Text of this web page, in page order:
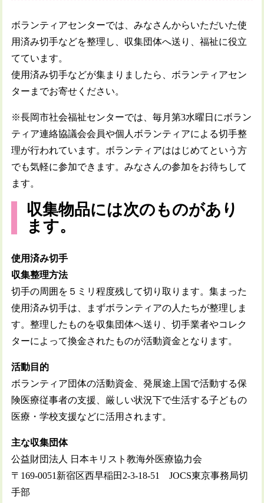
ボランティアセンターでは、みなさんからいただいた使
用済み切手などを整理し、収集団体へ送り、福祉に役立
てています。
使用済み切手などが集まりましたら、ボランティアセン
ターまでお寄せください。
※長岡市社会福祉センターでは、毎月第3水曜日にボラン
ティア連絡協議会会員や個人ボランティアによる切手整
理が行われています。ボランティアははじめてという方
でも気軽に参加できます。みなさんの参加をお待ちして
ます。
収集物品には次のものがあり
ます。
使用済み切手
収集整理方法
切手の周囲を５ミリ程度残して切り取ります。集まった
使用済み切手は、まずボランティアの人たちが整理しま
す。整理したものを収集団体へ送り、切手業者やコレク
ターによって換金されたものが活動資金となります。
活動目的
ボランティア団体の活動資金、発展途上国で活動する保
険医療従事者の支援、厳しい状況下で生活する子どもの
医療・学校支援などに活用されます。
主な収集団体
公益財団法人 日本キリスト教海外医療協力会
〒169-0051新宿区西早稲田2-3-18-51 JOCS東京事務局切
手部